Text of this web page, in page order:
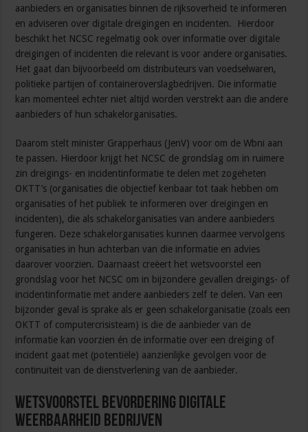
aanbieders en organisaties binnen de rijksoverheid te informeren
en adviseren over digitale dreigingen en incidenten. Hierdoor
beschikt het NCSC regelmatig ook over informatie over digitale
dreigingen of incidenten die relevant is voor andere organisaties.
Het gaat dan bijvoorbeeld om distributeurs van voedselwaren,
politieke partijen of containeroverslagbedrijven. Die informatie
kan momenteel echter niet altijd worden verstrekt aan die andere
aanbieders of hun schakelorganisaties.
Daarom stelt minister Grapperhaus (JenV) voor om de Wbni aan
te passen. Hierdoor krijgt het NCSC de grondslag om in ruimere
zin dreigings- en incidentinformatie te delen met zogeheten
OKTT’s (organisaties die objectief kenbaar tot taak hebben om
organisaties of het publiek te informeren over dreigingen en
incidenten), die als schakelorganisaties van andere aanbieders
fungeren. Deze schakelorganisaties kunnen daarmee vervolgens
organisaties in hun achterban van die informatie en advies
daarover voorzien. Daarnaast creëert het wetsvoorstel een
grondslag voor het NCSC om in bijzondere gevallen dreigings- of
incidentinformatie met andere aanbieders zelf te delen. Van een
bijzonder geval is sprake als er geen schakelorganisatie (zoals een
OKTT of computercrisisteam) is die de aanbieder van de
informatie kan voorzien én de informatie over een dreiging of
incident gaat met (potentiële) aanzienlijke gevolgen voor de
continuïteit van de dienstverlening van de aanbieder.
Wetsvoorstel bevordering digitale
weerbaarheid bedrijven